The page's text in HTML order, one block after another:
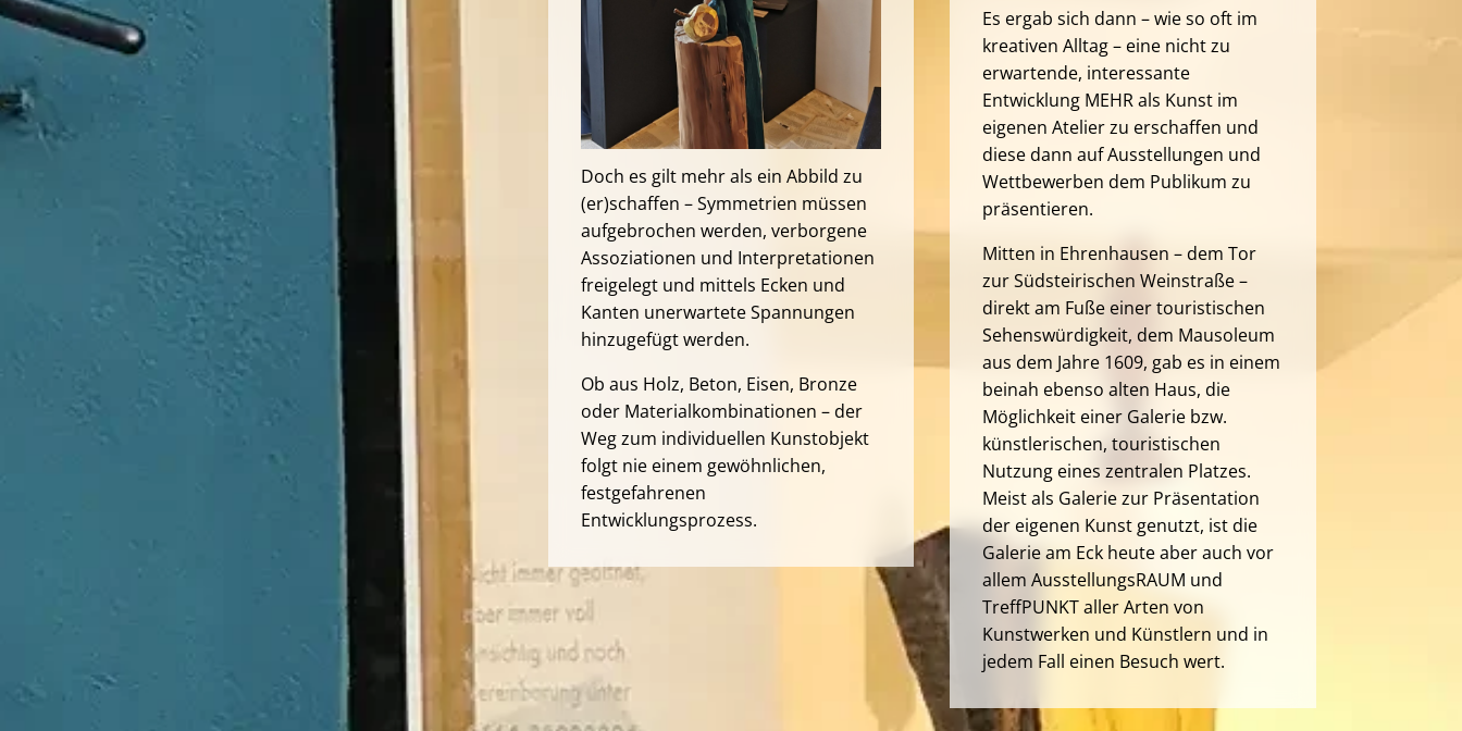
Doch es gilt mehr als ein Abbild zu
(er)schaffen – Symmetrien müssen
aufgebrochen werden, verborgene
Assoziationen und Interpretationen
freigelegt und mittels Ecken und
Kanten unerwartete Spannungen
hinzugefügt werden.
Ob aus Holz, Beton, Eisen, Bronze
oder Materialkombinationen – der
Weg zum individuellen Kunstobjekt
folgt nie einem gewöhnlichen,
festgefahrenen
Entwicklungsprozess.
Es ergab sich dann – wie so oft im
kreativen Alltag – eine nicht zu
erwartende, interessante
Entwicklung MEHR als Kunst im
eigenen Atelier zu erschaffen und
diese dann auf Ausstellungen und
Wettbewerben dem Publikum zu
präsentieren.
Mitten in Ehrenhausen – dem Tor
zur Südsteirischen Weinstraße –
direkt am Fuße einer touristischen
Sehenswürdigkeit, dem Mausoleum
aus dem Jahre 1609, gab es in einem
beinah ebenso alten Haus, die
Möglichkeit einer Galerie bzw.
künstlerischen, touristischen
Nutzung eines zentralen Platzes.
Meist als Galerie zur Präsentation
der eigenen Kunst genutzt, ist die
Galerie am Eck heute aber auch vor
allem AusstellungsRAUM und
TreffPUNKT aller Arten von
Kunstwerken und Künstlern und in
jedem Fall einen Besuch wert.